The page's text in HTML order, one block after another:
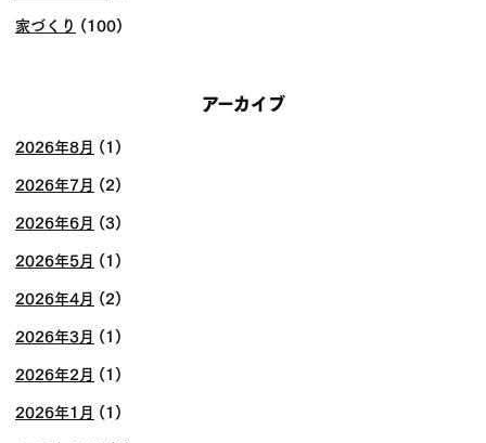
家づくり (100)
アーカイブ
2026年8月 (1)
2026年7月 (2)
2026年6月 (3)
2026年5月 (1)
2026年4月 (2)
2026年3月 (1)
2026年2月 (1)
2026年1月 (1)